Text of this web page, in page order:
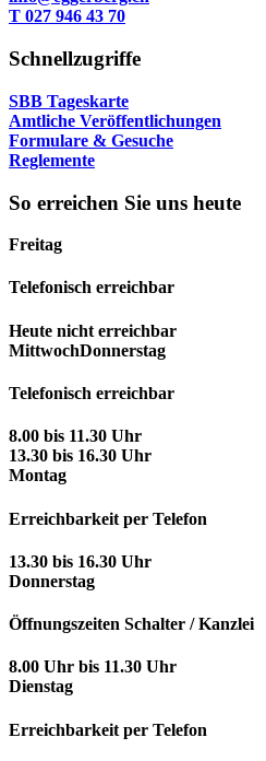
T 027 946 43 70
Schnellzugriffe
SBB Tageskarte
Amtliche Veröffentlichungen
Formulare & Gesuche
Reglemente
So erreichen Sie uns heute
Freitag
Telefonisch erreichbar
Heute nicht erreichbar
MittwochDonnerstag
Telefonisch erreichbar
8.00 bis 11.30 Uhr
13.30 bis 16.30 Uhr
Montag
Erreichbarkeit per Telefon
13.30 bis 16.30 Uhr
Donnerstag
Öffnungszeiten Schalter / Kanzlei
8.00 Uhr bis 11.30 Uhr
Dienstag
Erreichbarkeit per Telefon